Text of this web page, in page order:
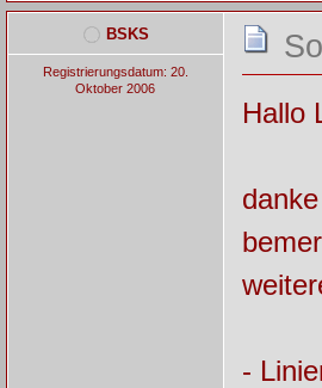
BSKS
Registrierungsdatum: 20.
Oktober 2006
Hallo
-